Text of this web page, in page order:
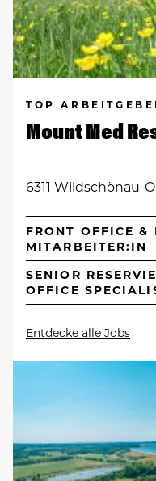
TOP
Mount Med
6311 Wildschönau-
FRONT OFFICE &
MITARBEITER:IN
SENIOR
OFFICE
Entdecke alle Jobs